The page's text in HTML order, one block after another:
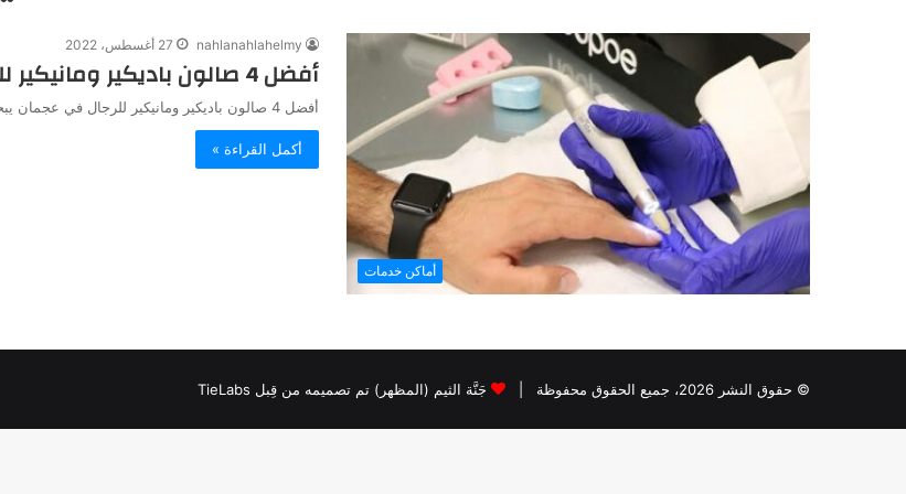
أماكن خدمات
nahlanahlahelmy 27 أغسطس، 2022
أفضل 4 صالون باديكير ومانيكير للرجال في عجمان
أفضل 4 صالون باديكير ومانيكير للرجال في عجمان يبحث الكثير من الرجال عن أفضل صالون كبير يقدم خدمات الباديكير والمانيكير…
أكمل القراءة »
© حقوق النشر 2026، جميع الحقوق محفوظة | جَنَّة الثيم (المظهر) تم تصميمه من قِبل TieLabs